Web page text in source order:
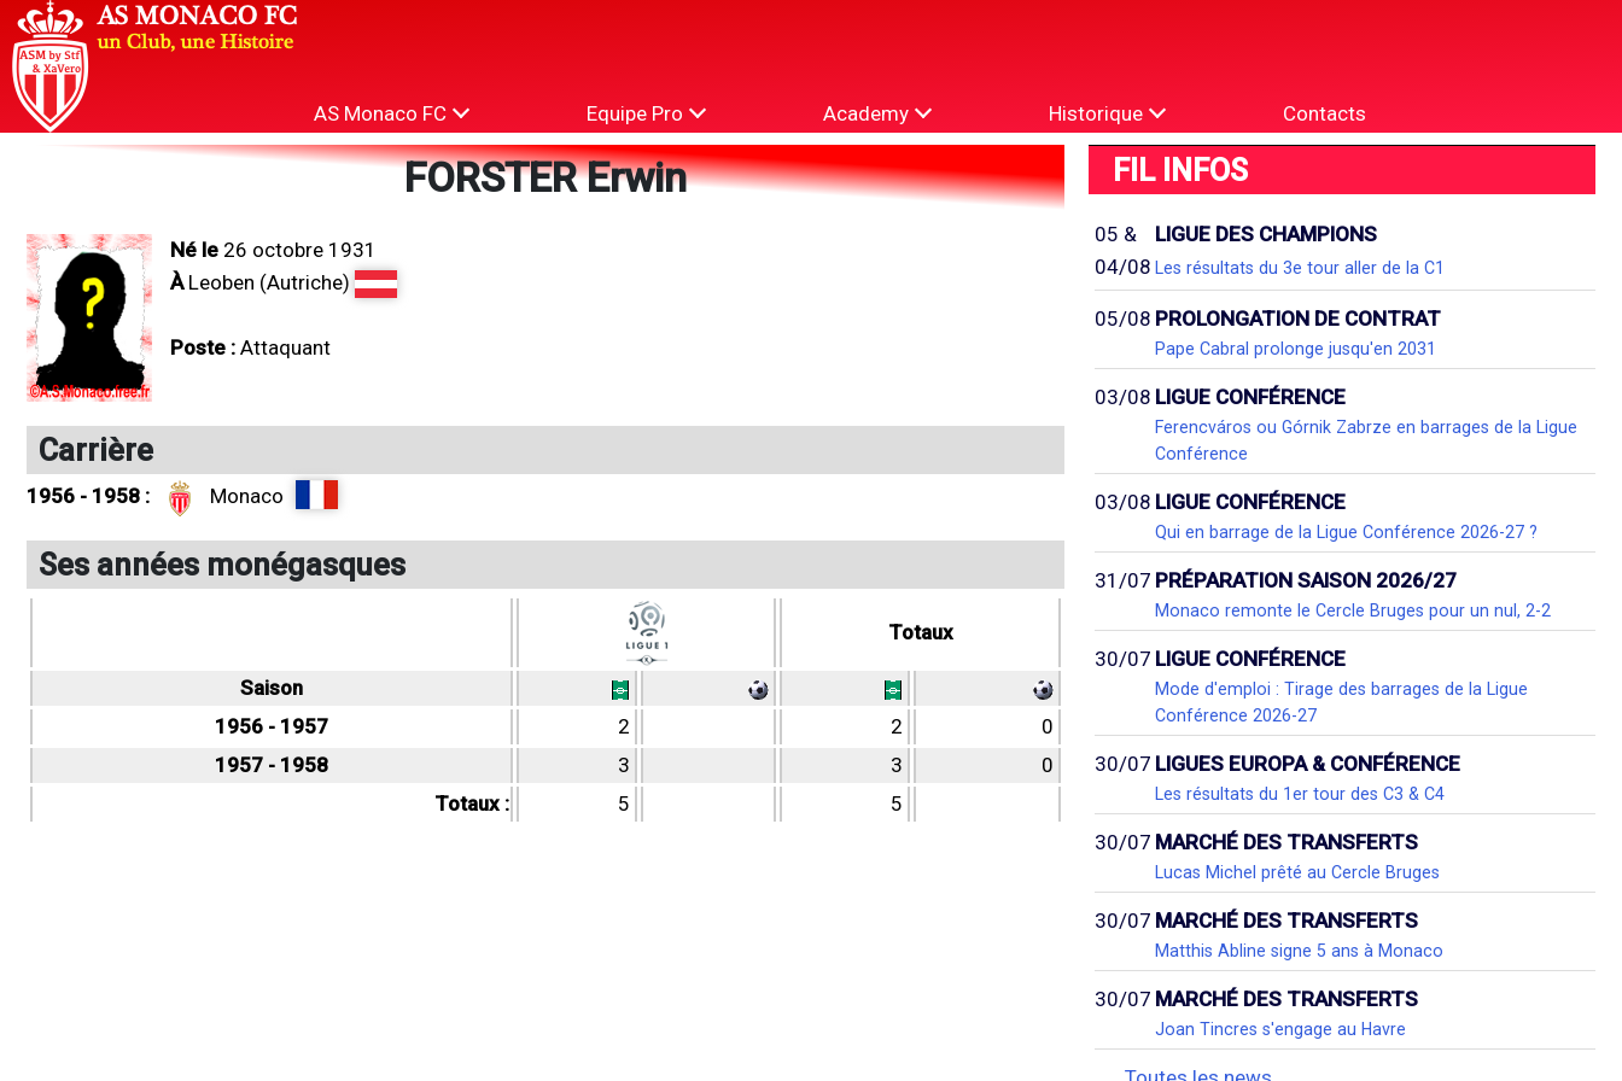
AS Monaco FC Equipe Pro Academy Historique Contacts
FORSTER Erwin
Né le 26 octobre 1931
ÀLeoben (Autriche)
Poste : Attaquant
Carrière
1956 - 1958 : Monaco
Ses années monégasques
Totaux
Saison
1956 - 1957
2 2
0
1957 - 1958
3 3
0
Totaux :
5 5
FIL INFOS
05 &
04/08
LIGUE DES CHAMPIONS
Les résultats du 3e tour aller de la C1
05/08 PROLONGATION DE CONTRAT
Pape Cabral prolonge jusqu'en 2031
03/08 LIGUE CONFÉRENCE
Ferencváros ou Górnik Zabrze en barrages de la Ligue
Conférence
03/08 LIGUE CONFÉRENCE
Qui en barrage de la Ligue Conférence 2026-27 ?
31/07 PRÉPARATION SAISON 2026/27
Monaco remonte le Cercle Bruges pour un nul, 2-2
30/07 LIGUE CONFÉRENCE
Mode d'emploi : Tirage des barrages de la Ligue
Conférence 2026-27
30/07 LIGUES EUROPA & CONFÉRENCE
Les résultats du 1er tour des C3 & C4
30/07 MARCHÉ DES TRANSFERTS
Lucas Michel prêté au Cercle Bruges
30/07 MARCHÉ DES TRANSFERTS
Matthis Abline signe 5 ans à Monaco
30/07 MARCHÉ DES TRANSFERTS
Joan Tincres s'engage au Havre